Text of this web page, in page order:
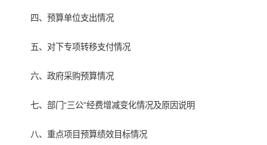
四、预算单位支出情况
五、对下专项转移支付情况
六、政府采购预算情况
七、部门“三公”经费增减变化情况及原因说明
八、重点项目预算绩效目标情况